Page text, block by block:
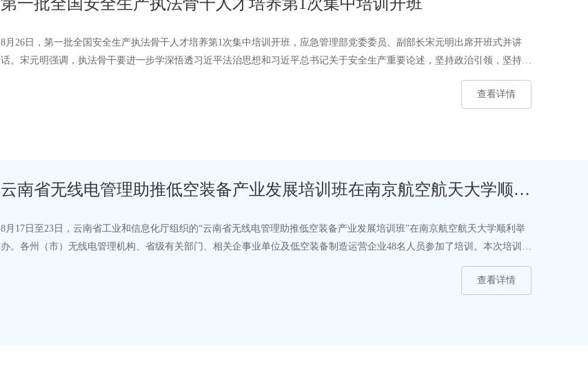
第一批全国安全生产执法骨干人才培养第1次集中培训开班
8月26日，第一批全国安全生产执法骨干人才培养第1次集中培训开班，应急管理部党委委员、副部长宋元明出席开班式并讲
话。宋元明强调，执法骨干要进一步学深悟透习近平法治思想和习近平总书记关于安全生产重要论述，坚持政治引领，坚持学
查看详情
云南省无线电管理助推低空装备产业发展培训班在南京航空航天大学顺利
举办
8月17日至23日，云南省工业和信息化厅组织的“云南省无线电管理助推低空装备产业发展培训班”在南京航空航天大学顺利举
办。各州（市）无线电管理机构、省级有关部门、相关企事业单位及低空装备制造运营企业48名人员参加了培训。本次培训班
查看详情